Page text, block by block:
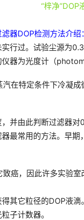
器DOP检测方法介绍：
行过。试验尘源为
器为光度计（
汽在特定条件下冷凝
并由此判断过滤器
最常用的方法。早
癌，因此许多实验
其它粒径的DOP液
子计数器。